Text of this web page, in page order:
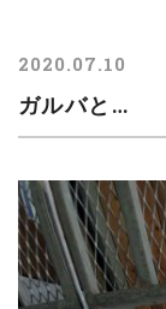
2020.07.10
ガルバと…